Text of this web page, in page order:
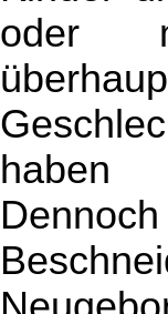
oder